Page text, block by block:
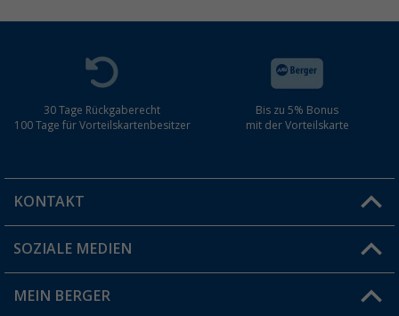
30 Tage Rückgaberecht
100 Tage für Vorteilskartenbesitzer
Bis zu 5% Bonus
mit der Vorteilskarte
KONTAKT
Du hast eine Frage?
Filiale finden
SOZIALE MEDIEN
MEIN BERGER